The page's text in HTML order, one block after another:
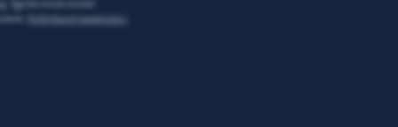
Zgoda może zostać
Polityka prywatności i